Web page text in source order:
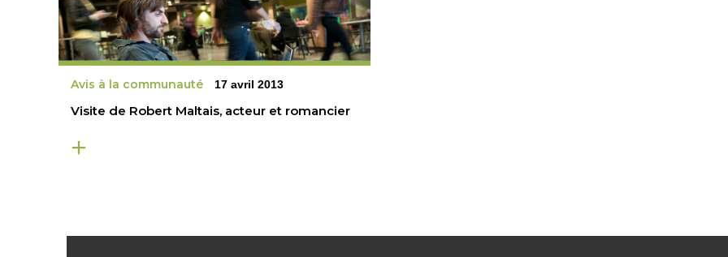
Avis à la communauté 17 avril 2013
Visite de Robert Maltais, acteur et romancier